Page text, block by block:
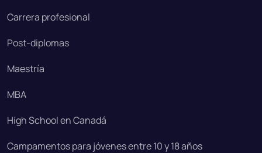
Carrera profesional
Post-diplomas
Maestría
MBA
High School en Canadá
Campamentos para jóvenes entre 10 y 18 años